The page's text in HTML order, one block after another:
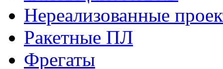
Нереализованные
Ракетные ПЛ
Фрегаты